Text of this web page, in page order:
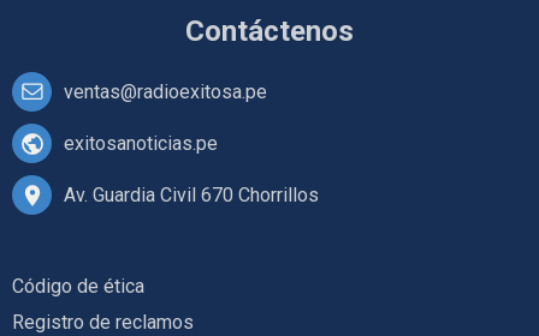
Contáctenos
ventas@radioexitosa.pe
exitosanoticias.pe
Av. Guardia Civil 670 Chorrillos
Código de ética
Registro de reclamos